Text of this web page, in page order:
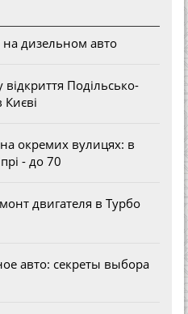
дизельном авто
відкриття Подільсько-
Києві
на окремих вулицях: в
- до 70
двигателя в Турбо
авто: секреты выбора